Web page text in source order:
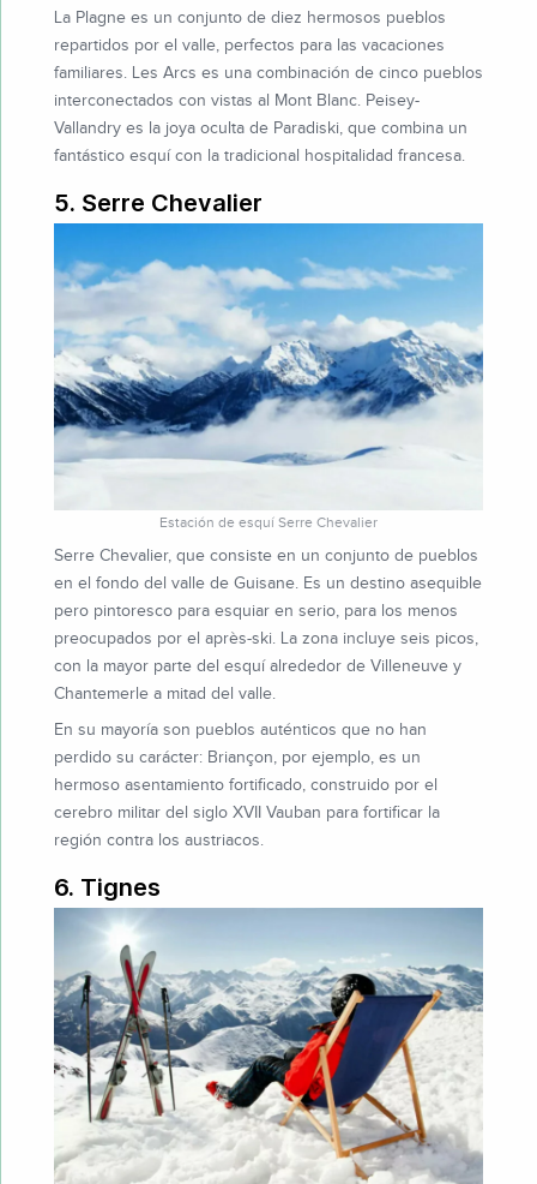
La Plagne es un conjunto de diez hermosos pueblos
repartidos por el valle, perfectos para las vacaciones
familiares. Les Arcs es una combinación de cinco pueblos
interconectados con vistas al Mont Blanc. Peisey-
Vallandry es la joya oculta de Paradiski, que combina un
fantástico esquí con la tradicional hospitalidad francesa.
5. Serre Chevalier
Estación de esquí Serre Chevalier
Serre Chevalier, que consiste en un conjunto de pueblos
en el fondo del valle de Guisane. Es un destino asequible
pero pintoresco para esquiar en serio, para los menos
preocupados por el après-ski. La zona incluye seis picos,
con la mayor parte del esquí alrededor de Villeneuve y
Chantemerle a mitad del valle.
En su mayoría son pueblos auténticos que no han
perdido su carácter: Briançon, por ejemplo, es un
hermoso asentamiento fortificado, construido por el
cerebro militar del siglo XVII Vauban para fortificar la
región contra los austriacos.
6. Tignes